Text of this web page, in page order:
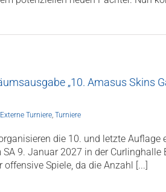
„10. Amasus Skins
Externe Turniere, Turniere
die 10. und letzte
SA 9. Januar 2027 in der
Spiele, da die Anzahl [...]